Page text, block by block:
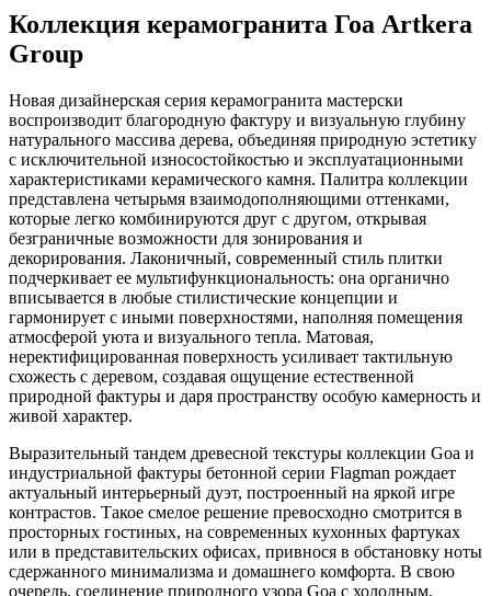
Коллекция керамогранита Гоа Artkera
Group
Новая дизайнерская серия керамогранита мастерски
воспроизводит благородную фактуру и визуальную глубину
натурального массива дерева, объединяя природную эстетику
с исключительной износостойкостью и эксплуатационными
характеристиками керамического камня. Палитра коллекции
представлена четырьмя взаимодополняющими оттенками,
которые легко комбинируются друг с другом, открывая
безграничные возможности для зонирования и
декорирования. Лаконичный, современный стиль плитки
подчеркивает ее мультифункциональность: она органично
вписывается в любые стилистические концепции и
гармонирует с иными поверхностями, наполняя помещения
атмосферой уюта и визуального тепла. Матовая,
неректифицированная поверхность усиливает тактильную
схожесть с деревом, создавая ощущение естественной
природной фактуры и даря пространству особую камерность и
живой характер.
Выразительный тандем древесной текстуры коллекции Goa и
индустриальной фактуры бетонной серии Flagman рождает
актуальный интерьерный дуэт, построенный на яркой игре
контрастов. Такое смелое решение превосходно смотрится в
просторных гостиных, на современных кухонных фартуках
или в представительских офисах, привнося в обстановку ноты
сдержанного минимализма и домашнего комфорта. В свою
очередь, соединение природного узора Goa с холодным,